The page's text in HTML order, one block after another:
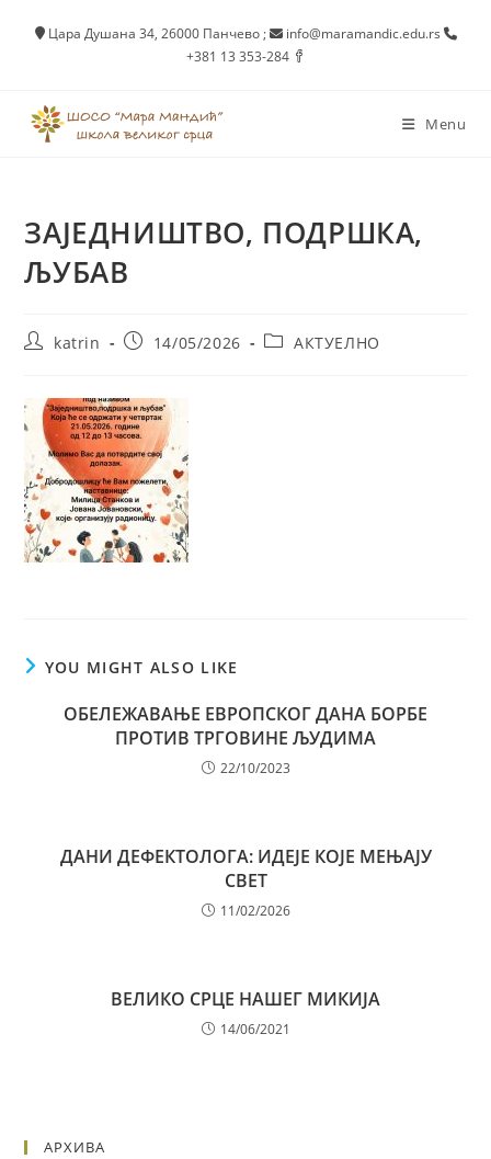
Цара Душана 34, 26000 Панчево;
info@maramandic.edu.rs
+381 13 353-284
Menu
ЗАЈЕДНИШТВО, ПОДРШКА,
ЉУБАВ
Postkatrin
Post14/05/2026
PostАКТУЕЛНО
YOU MIGHT ALSO LIKE
ОБЕЛЕЖАВАЊЕ ЕВРОПСКОГ ДАНА БОРБЕ
ПРОТИВ ТРГОВИНЕ ЉУДИМА
22/10/2023
ДАНИ ДЕФЕКТОЛОГА: ИДЕЈЕ КОЈЕ МЕЊАЈУ
СВЕТ
11/02/2026
ВЕЛИКО СРЦЕ НАШЕГ МИКИЈА
14/06/2021
АРХИВА